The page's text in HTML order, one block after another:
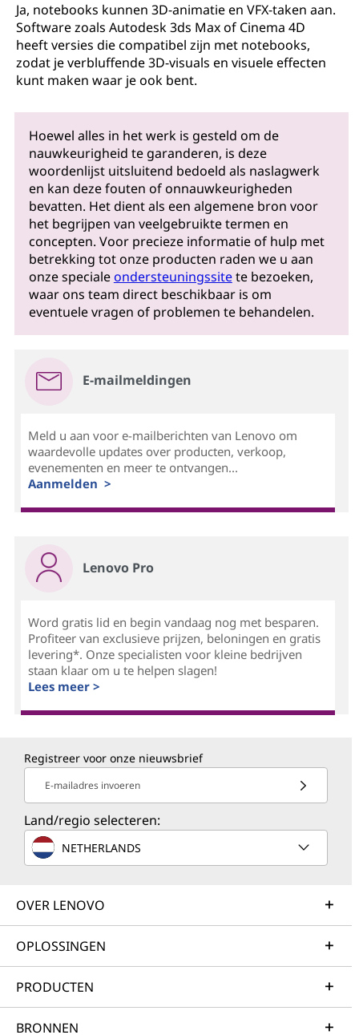
Ja, notebooks kunnen 3D-animatie en VFX-taken aan.
Software zoals Autodesk 3ds Max of Cinema 4D
heeft versies die compatibel zijn met notebooks,
zodat je verbluffende 3D-visuals en visuele effecten
kunt maken waar je ook bent.
Hoewel alles in het werk is gesteld om de
nauwkeurigheid te garanderen, is deze
woordenlijst uitsluitend bedoeld als naslagwerk
en kan deze fouten of onnauwkeurigheden
bevatten. Het dient als een algemene bron voor
het begrijpen van veelgebruikte termen en
concepten. Voor precieze informatie of hulp met
betrekking tot onze producten raden we u aan
onze specialeondersteuningssitete bezoeken,
waar ons team direct beschikbaar is om
eventuele vragen of problemen te behandelen.
E-mailmeldingen
Meld u aan voor e-mailberichten van Lenovo om
waardevolle updates over producten, verkoop,
evenementen en meer te ontvangen...
Aanmelden >
Lenovo Pro
Word gratis lid en begin vandaag nog met besparen.
Profiteer van exclusieve prijzen, beloningen en gratis
levering*. Onze specialisten voor kleine bedrijven
staan klaar om u te helpen slagen!
Lees meer >
Registreer voor onze nieuwsbrief
E-mailadres invoeren
Land/regio selecteren:
NETHERLANDS
OVER LENOVO
OPLOSSINGEN
PRODUCTEN
BRONNEN